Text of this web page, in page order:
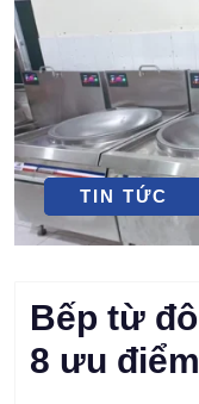
LỰA
TIN TỨC
Bếp từ
8 ưu